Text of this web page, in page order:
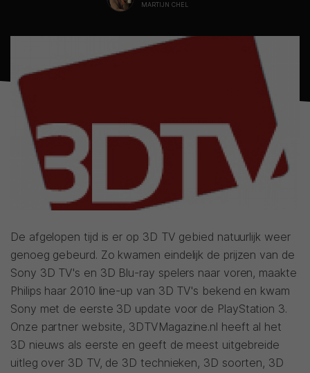
MARTIJN CHEL
De afgelopen tijd is er op 3D TV gebied natuurlijk weer
genoeg gebeurd. Zo kwamen eindelijk de prijzen van de
Sony 3D TV's en 3D Blu-ray spelers naar voren, maakte
Philips haar 2010 line-up van 3D TV's bekend en kwam
Sony met de eerste 3D update voor de PlayStation 3.
Onze partner website, 3DTVMagazine.nl heeft al het
3D nieuws als eerste en geeft de meest uitgebreide
uitleg over 3D TV, de 3D technieken, 3D soorten, 3D